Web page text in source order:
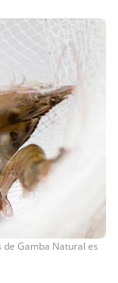
Gamba Natural es